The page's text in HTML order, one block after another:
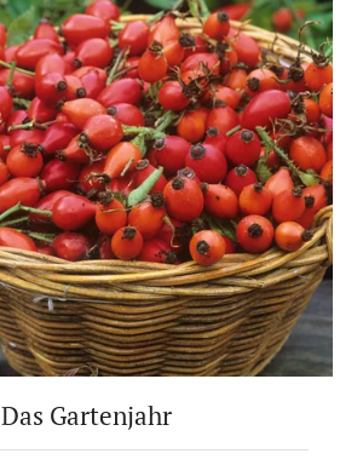
Das Gartenjahr